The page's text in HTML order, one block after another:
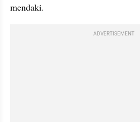
mendaki.
ADVERTISEMENT